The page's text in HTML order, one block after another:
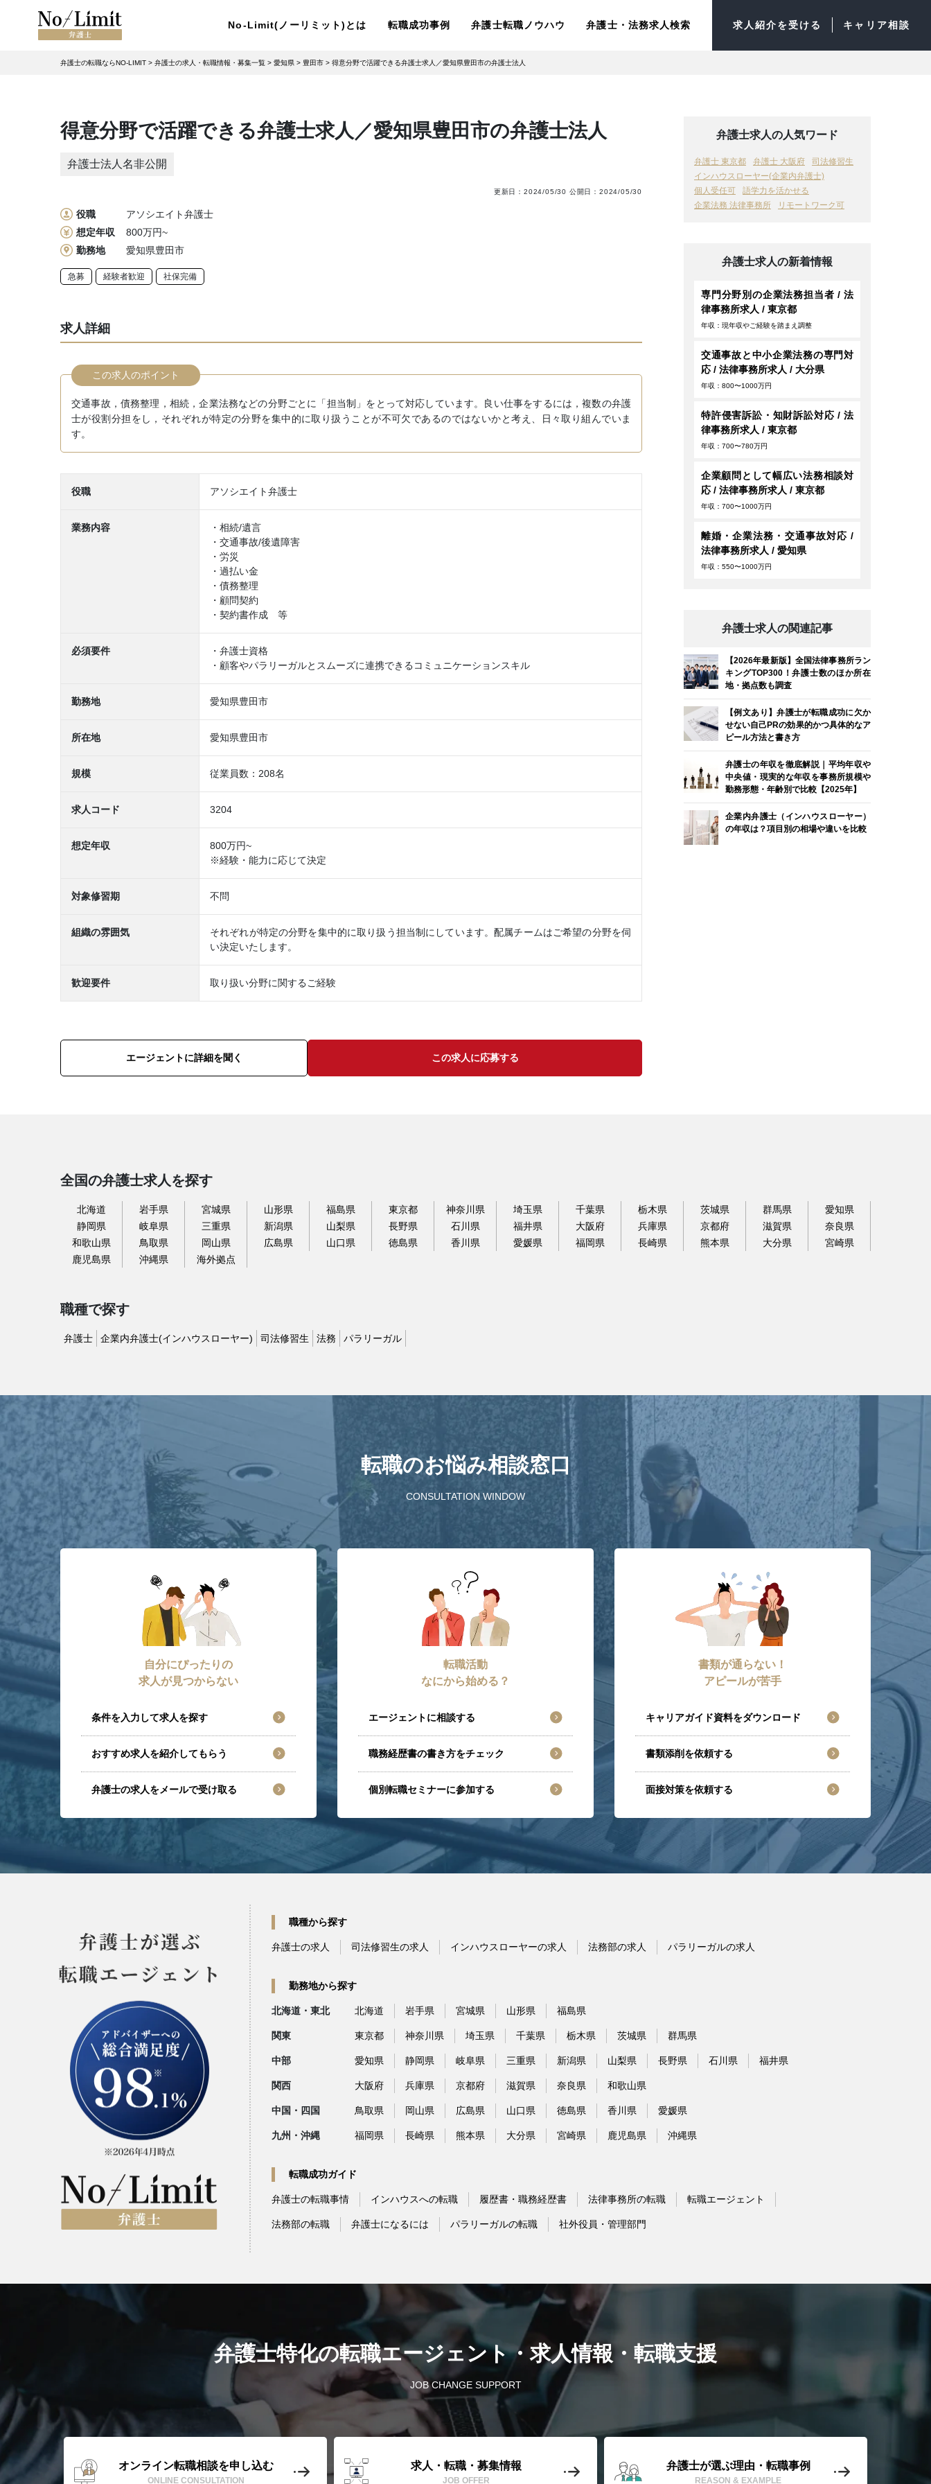
No-Limit(ノーリミット)とは 転職成功事例 弁護士転職ノウハウ 弁護士・法務求人検索 求人紹介を受ける キャリア相談
弁護士の転職ならNO-LIMIT > 弁護士の求人・転職情報・募集一覧 > 愛知県 > 豊田市 > 得意分野で活躍できる弁護士求人／愛知県豊田市の弁護士法人
得意分野で活躍できる弁護士求人／愛知県豊田市の弁護士法人
弁護士法人名非公開
更新日： 2024/05/30 公開日： 2024/05/30
役職
アソシエイト弁護士
想定年収
800万円~
勤務地
愛知県豊田市
急募 経験者歓迎 社保完備
求人詳細
この求人のポイント
交通事故，債務整理，相続，企業法務などの分野ごとに「担当制」をとって対応しています。良い仕事をするには，複数の弁護
士が役割分担をし，それぞれが特定の分野を集中的に取り扱うことが不可欠であるのではないかと考え、日々取り組んでいま
す。
役職 アソシエイト弁護士
業務内容
・相続/遺言
・交通事故/後遺障害
・労災
・過払い金
・債務整理
・顧問契約
・契約書作成 等
必須要件
・弁護士資格
・顧客やパラリーガルとスムーズに連携できるコミュニケーションスキル
勤務地 愛知県豊田市
所在地 愛知県豊田市
規模 従業員数：208名
求人コード 3204
想定年収
800万円~
※経験・能力に応じて決定
対象修習期 不問
組織の雰囲気
それぞれが特定の分野を集中的に取り扱う担当制にしています。配属チームはご希望の分野を伺
い決定いたします。
歓迎要件 取り扱い分野に関するご経験
エージェントに詳細を聞く この求人に応募する
弁護士求人の人気ワード
弁護士 東京都 弁護士 大阪府
司法修習生
インハウスローヤー(企業内弁護士)
個人受任可
語学力を活かせる
企業法務 法律事務所
リモートワーク可
弁護士求人の新着情報
専門分野別の企業法務担当者 / 法
律事務所求人 / 東京都
年収：現年収やご経験を踏まえ調整
交通事故と中小企業法務の専門対
応 / 法律事務所求人 / 大分県
年収：800〜1000万円
特許侵害訴訟・知財訴訟対応 / 法
律事務所求人 / 東京都
年収：700〜780万円
企業顧問として幅広い法務相談対
応 / 法律事務所求人 / 東京都
年収：700〜1000万円
離婚・企業法務・交通事故対応 /
法律事務所求人 / 愛知県
年収：550〜1000万円
弁護士求人の関連記事
【2026年最新版】全国法律事務所ラン
キングTOP300！弁護士数のほか所在
地・拠点数も調査
【例文あり】弁護士が転職成功に欠か
せない自己PRの効果的かつ具体的なア
ピール方法と書き方
弁護士の年収を徹底解説｜平均年収や
中央値・現実的な年収を事務所規模や
勤務形態・年齢別で比較【2025年】
企業内弁護士（インハウスローヤー）
の年収は？項目別の相場や違いを比較
全国の弁護士求人を探す
北海道 岩手県 宮城県 山形県 福島県 東京都 神奈川県 埼玉県 千葉県 栃木県 茨城県 群馬県
愛知県
静岡県
岐阜県 三重県 新潟県 山梨県 長野県 石川県 福井県 大阪府 兵庫県 京都府 滋賀県
奈良県
和歌山県
鳥取県 岡山県 広島県 山口県 徳島県 香川県 愛媛県 福岡県 長崎県 熊本県 大分県
宮崎県
鹿児島県
沖縄県 海外拠点
職種で探す
弁護士 企業内弁護士(インハウスローヤー) 司法修習生 法務 パラリーガル
CONSULTATION WINDOW
転職のお悩み相談窓口
自分にぴったりの
求人が見つからない
条件を入力して求人を探す
おすすめ求人を紹介してもらう
弁護士の求人をメールで受け取る
転職活動
なにから始める？
エージェントに相談する
職務経歴書の書き方をチェック
個別転職セミナーに参加する
書類が通らない！
アピールが苦手
キャリアガイド資料をダウンロード
書類添削を依頼する
面接対策を依頼する
職種から探す
弁護士の求人 司法修習生の求人 インハウスローヤーの求人 法務部の求人 パラリーガルの求人
勤務地から探す
北海道・東北 北海道 岩手県 宮城県 山形県 福島県
関東 東京都 神奈川県 埼玉県 千葉県 栃木県 茨城県 群馬県
中部 愛知県 静岡県 岐阜県 三重県 新潟県 山梨県 長野県 石川県 福井県
関西 大阪府 兵庫県 京都府 滋賀県 奈良県 和歌山県
中国・四国 鳥取県 岡山県 広島県 山口県 徳島県 香川県 愛媛県
九州・沖縄 福岡県 長崎県 熊本県 大分県 宮崎県 鹿児島県 沖縄県
転職成功ガイド
弁護士の転職事情 インハウスへの転職 履歴書・職務経歴書 法律事務所の転職 転職エージェント
法務部の転職 弁護士になるには パラリーガルの転職 社外役員・管理部門
JOB CHANGE SUPPORT
弁護士特化の転職エージェント・求人情報・転職支援
オンライン転職相談を申し込む
ONLINE CONSULTATION
求人・転職・募集情報
JOB OFFER
弁護士が選ぶ理由・転職事例
REASON & EXAMPLE